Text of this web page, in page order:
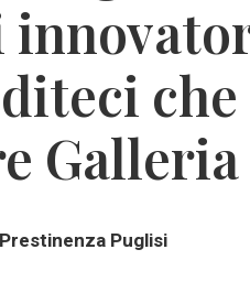
che
Galleria
Puglisi